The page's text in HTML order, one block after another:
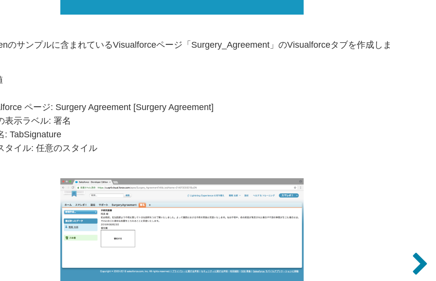
のサンプルに含まれているVisualforceページ「Surgery_Agreement」のVisualforceタブを作成しま
ページ: Surgery Agreement [Surgery Agreement]
表示ラベル: 署名
: TabSignature
タイル: 任意のスタイル